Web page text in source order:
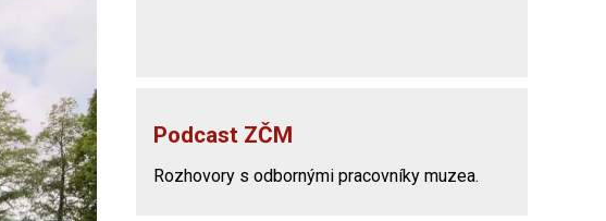
Podcast ZČM
Rozhovory s odbornými pracovníky muzea.